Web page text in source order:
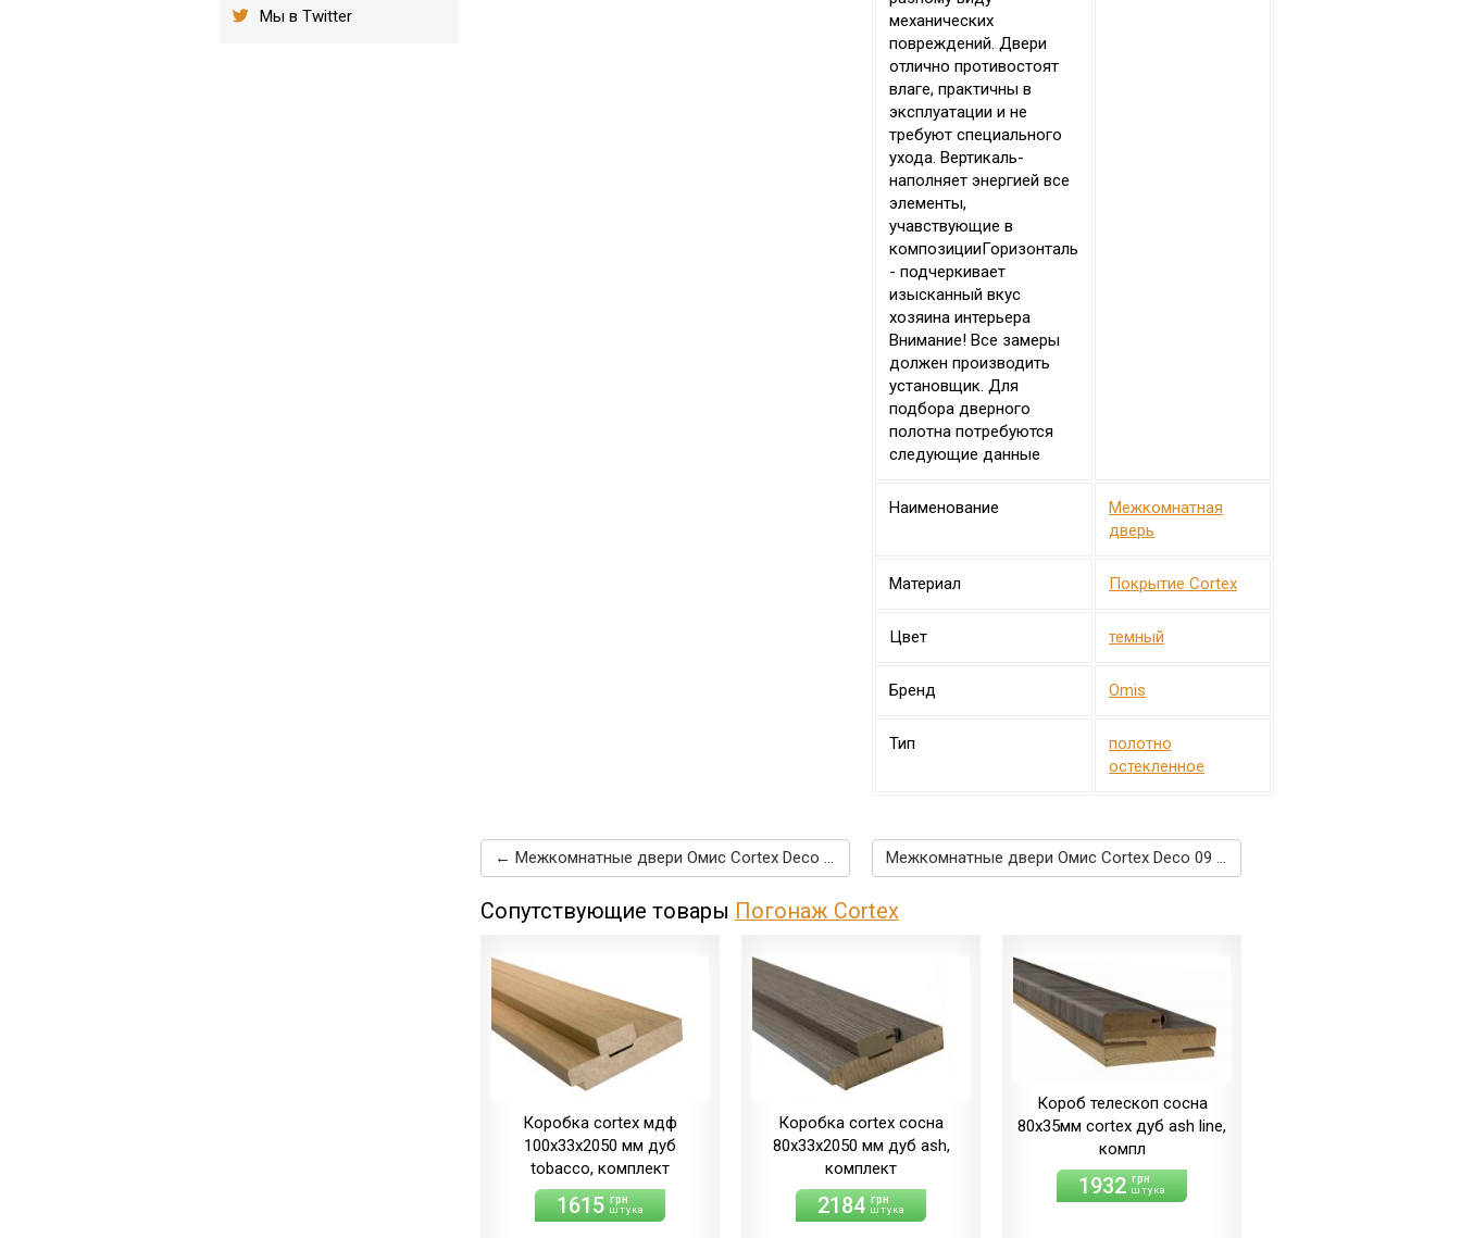
механических
повреждений. Двери
отлично противостоят
влаге, практичны в
эксплуатации и не
требуют специального
ухода. Вертикаль-
наполняет энергией все
элементы,
учавствующие в
композицииГоризонталь
- подчеркивает
изысканный вкус
хозяина интерьера
Внимание! Все замеры
должен производить
установщик. Для
подбора дверного
полотна потребуются
следующие данные
Наименование
Межкомнатная
дверь
Материал Покрытие Cortex
Цвет темный
Бренд Omis
Тип
полотно
остекленное
← Межкомнатные двери Омис Cortex Deco 09 дуб latte Межкомнатные двери Омис Cortex Deco 09 ЧС дуб ash →
Сопутствующие товары Погонаж Cortex
Коробка cortex мдф
100х33х2050 мм дуб
tobacco, комплект
1615 грн
штука
Коробка cortex сосна
80х33х2050 мм дуб ash,
комплект
2184 грн
штука
Короб телескоп сосна
80х35мм cortex дуб ash line,
компл
1932 грн
штука
Мы в Twitter